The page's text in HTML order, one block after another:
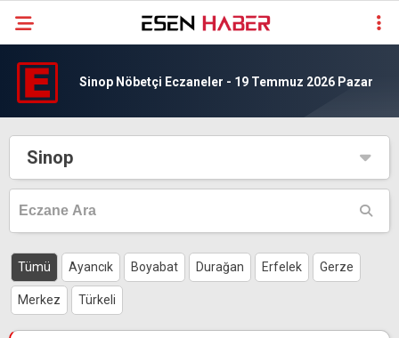
Sinop Nöbetçi Eczaneler - 19 Temmuz 2026 Pazar
Sinop
Tümü Ayancık Boyabat Durağan Erfelek Gerze
Merkez Türkeli